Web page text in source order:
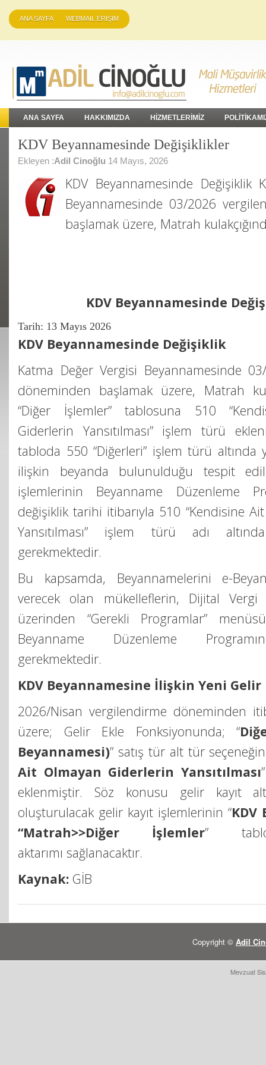
ANA SAYFA WEBMAIL ERİŞİM
ANA SAYFA HAKKIMIZDA HİZMETLERİMİZ
KDV Beyannamesinde Değişiklikler
Ekleyen :Adil Cinoğlu 14 Mayıs, 2026
KDV Beyannamesinde Değişiklik
Beyannamesinde 03/2026
başlamak üzere, Matrah
KDV Beyannamesinde
Tarih: 13 Mayıs 2026
KDV Beyannamesinde Değişiklik
Katma Değer Vergisi Beyannamesinde
döneminden başlamak üzere, Matrah
“Diğer İşlemler” tablosuna 510
Giderlerin Yansıtılması” işlem türü
tabloda 550 “Diğerleri” işlem türü altında
ilişkin beyanda bulunulduğu tespit
işlemlerinin Beyanname Düzenleme
değişiklik tarihi itibarıyla 510 “Kendisine
Yansıtılması” işlem türü adı
gerekmektedir.
Bu kapsamda, Beyannamelerini e-
verecek olan mükelleflerin, Dijital Vergi
üzerinden “Gerekli Programlar”
Beyanname Düzenleme
gerekmektedir.
KDV Beyannamesine İlişkin Yeni
2026/Nisan vergilendirme döneminden
üzere; Gelir Ekle Fonksiyonunda; “
Beyannamesi)” satış tür alt tür
Ait Olmayan Giderlerin Yansıtılması
eklenmiştir. Söz konusu gelir kayıt
oluşturulacak gelir kayıt işlemlerinin “KDV
“Matrah>>Diğer İşlemler”
aktarımı sağlanacaktır.
Kaynak: GİB
Copyright © Adil
Mevzuat